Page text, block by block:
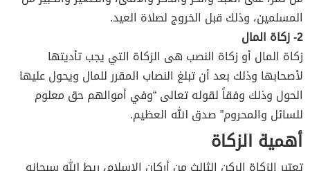
المسلمين، وذلك قبل الخروج لصلاة العيد.
2- زكاة المال
زكاة المال أو زكاة النصب هى الزكاة التي يجب تأديتها
لأصحابها وذلك بعد أن تبلغ النصاب المقرر للمال ويحول عليها
الحول وذلك وفقاً لقوله تعالى “وفي أموالهم حق معلوم
للسائل والمحروم” صدق الله العظيم.
أهمية الزكاة